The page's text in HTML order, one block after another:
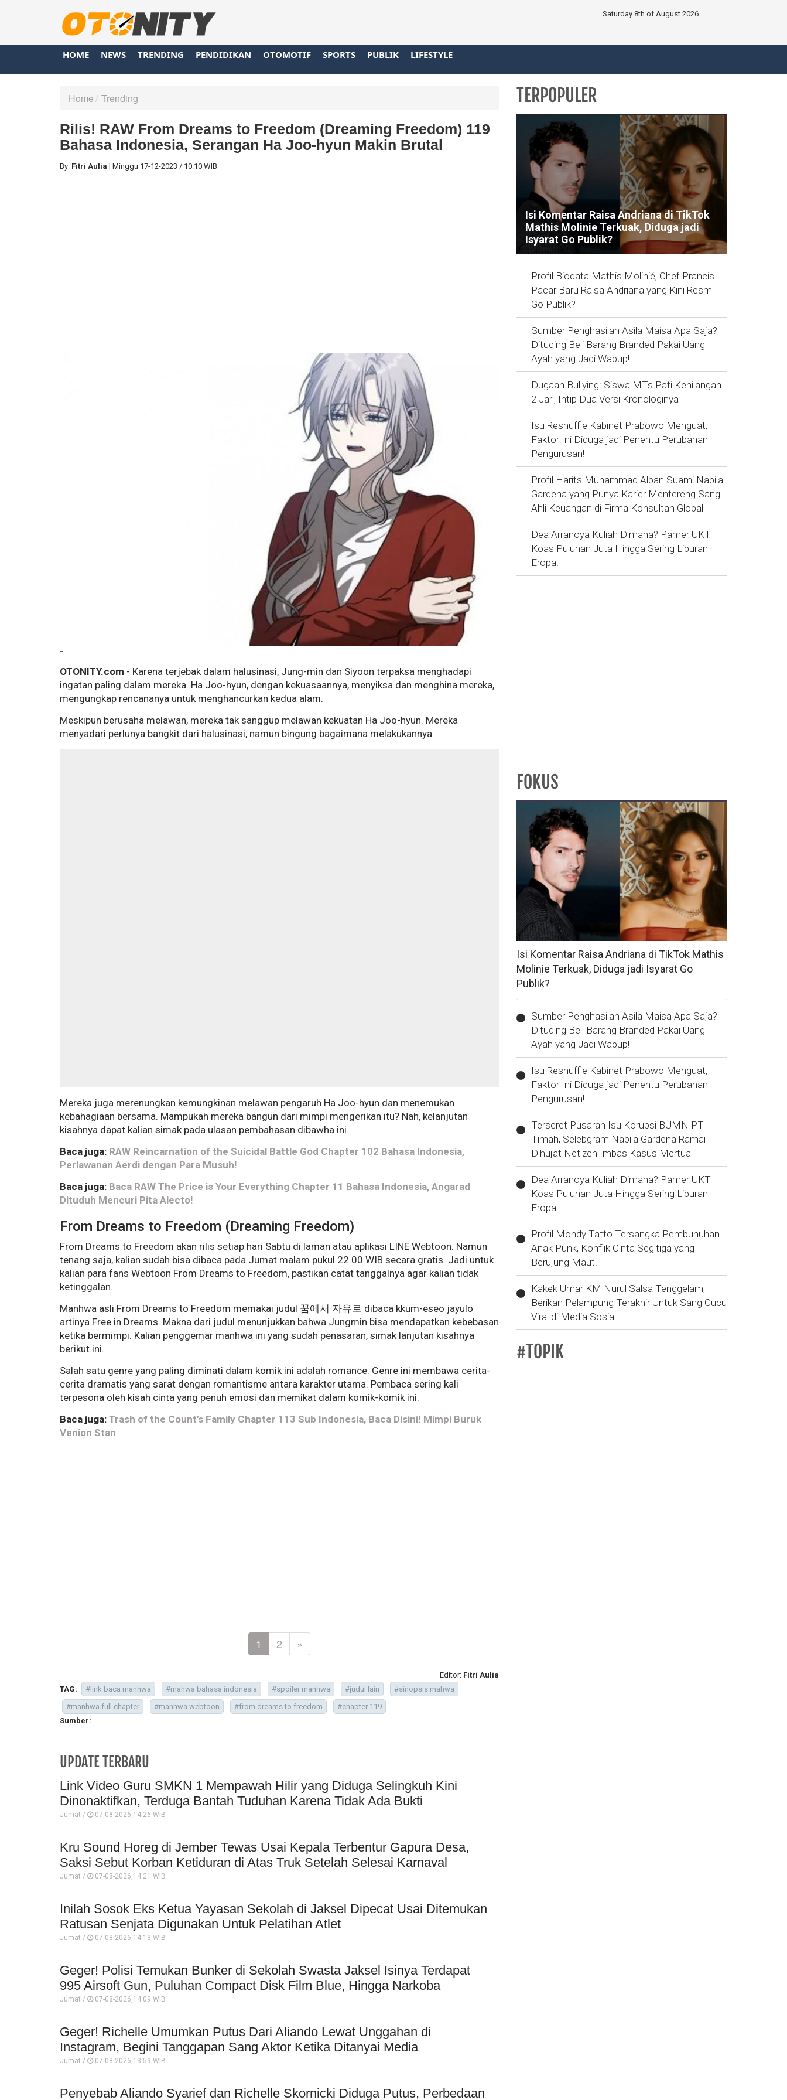
Saturday 8th of August 2026
HOME NEWS TRENDING PENDIDIKAN OTOMOTIF SPORTS PUBLIK LIFESTYLE
Home Trending
Rilis! RAW From Dreams to Freedom (Dreaming Freedom) 119
Bahasa Indonesia, Serangan Ha Joo-hyun Makin Brutal
By: Fitri Aulia | Minggu 17-12-2023 / 10:10 WIB
--
OTONITY.com - Karena terjebak dalam halusinasi, Jung-min dan Siyoon terpaksa menghadapi
ingatan paling dalam mereka. Ha Joo-hyun, dengan kekuasaannya, menyiksa dan menghina mereka,
mengungkap rencananya untuk menghancurkan kedua alam.
Meskipun berusaha melawan, mereka tak sanggup melawan kekuatan Ha Joo-hyun. Mereka
menyadari perlunya bangkit dari halusinasi, namun bingung bagaimana melakukannya.
Mereka juga merenungkan kemungkinan melawan pengaruh Ha Joo-hyun dan menemukan
kebahagiaan bersama. Mampukah mereka bangun dari mimpi mengerikan itu? Nah, kelanjutan
kisahnya dapat kalian simak pada ulasan pembahasan dibawha ini.
Baca juga: RAW Reincarnation of the Suicidal Battle God Chapter 102 Bahasa Indonesia,
Perlawanan Aerdi dengan Para Musuh!
Baca juga: Baca RAW The Price is Your Everything Chapter 11 Bahasa Indonesia, Angarad
Dituduh Mencuri Pita Alecto!
From Dreams to Freedom (Dreaming Freedom)
From Dreams to Freedom akan rilis setiap hari Sabtu di laman atau aplikasi LINE Webtoon. Namun
tenang saja, kalian sudah bisa dibaca pada Jumat malam pukul 22.00 WIB secara gratis. Jadi untuk
kalian para fans Webtoon From Dreams to Freedom, pastikan catat tanggalnya agar kalian tidak
ketinggalan.
Manhwa asli From Dreams to Freedom memakai judul 꿈에서 자유로 dibaca kkum-eseo jayulo
artinya Free in Dreams. Makna dari judul menunjukkan bahwa Jungmin bisa mendapatkan kebebasan
ketika bermimpi. Kalian penggemar manhwa ini yang sudah penasaran, simak lanjutan kisahnya
berikut ini.
Salah satu genre yang paling diminati dalam komik ini adalah romance. Genre ini membawa cerita-
cerita dramatis yang sarat dengan romantisme antara karakter utama. Pembaca sering kali
terpesona oleh kisah cinta yang penuh emosi dan memikat dalam komik-komik ini.
Baca juga: Trash of the Count’s Family Chapter 113 Sub Indonesia, Baca Disini! Mimpi Buruk
Venion Stan
1 2 »
Editor: Fitri Aulia
TAG:
#link baca manhwa #mahwa bahasa indonesia #spoiler manhwa #judul lain
#sinopsis mahwa
#manhwa full chapter
#manhwa webtoon #from dreams to freedom
#chapter 119
Sumber:
UPDATE TERBARU
Link Video Guru SMKN 1 Mempawah Hilir yang Diduga Selingkuh Kini
Dinonaktifkan, Terduga Bantah Tuduhan Karena Tidak Ada Bukti
Jumat / 07-08-2026,14:26 WIB
Kru Sound Horeg di Jember Tewas Usai Kepala Terbentur Gapura Desa,
Saksi Sebut Korban Ketiduran di Atas Truk Setelah Selesai Karnaval
Jumat / 07-08-2026,14:21 WIB
Inilah Sosok Eks Ketua Yayasan Sekolah di Jaksel Dipecat Usai Ditemukan
Ratusan Senjata Digunakan Untuk Pelatihan Atlet
Jumat / 07-08-2026,14:13 WIB
Geger! Polisi Temukan Bunker di Sekolah Swasta Jaksel Isinya Terdapat
995 Airsoft Gun, Puluhan Compact Disk Film Blue, Hingga Narkoba
Jumat / 07-08-2026,14:09 WIB
Geger! Richelle Umumkan Putus Dari Aliando Lewat Unggahan di
Instagram, Begini Tanggapan Sang Aktor Ketika Ditanyai Media
Jumat / 07-08-2026,13:59 WIB
Penyebab Aliando Syarief dan Richelle Skornicki Diduga Putus, Perbedaan
TERPOPULER
Isi Komentar Raisa Andriana di TikTok
Mathis Molinie Terkuak, Diduga jadi
Isyarat Go Publik?
Profil Biodata Mathis Molinié, Chef Prancis
Pacar Baru Raisa Andriana yang Kini Resmi
Go Publik?
Sumber Penghasilan Asila Maisa Apa Saja?
Dituding Beli Barang Branded Pakai Uang
Ayah yang Jadi Wabup!
Dugaan Bullying: Siswa MTs Pati Kehilangan
2 Jari, Intip Dua Versi Kronologinya
Isu Reshuffle Kabinet Prabowo Menguat,
Faktor Ini Diduga jadi Penentu Perubahan
Pengurusan!
Profil Harits Muhammad Albar: Suami Nabila
Gardena yang Punya Karier Mentereng Sang
Ahli Keuangan di Firma Konsultan Global
Dea Arranoya Kuliah Dimana? Pamer UKT
Koas Puluhan Juta Hingga Sering Liburan
Eropa!
FOKUS
Isi Komentar Raisa Andriana di TikTok Mathis
Molinie Terkuak, Diduga jadi Isyarat Go
Publik?
Sumber Penghasilan Asila Maisa Apa Saja?
Dituding Beli Barang Branded Pakai Uang
Ayah yang Jadi Wabup!
Isu Reshuffle Kabinet Prabowo Menguat,
Faktor Ini Diduga jadi Penentu Perubahan
Pengurusan!
Terseret Pusaran Isu Korupsi BUMN PT
Timah, Selebgram Nabila Gardena Ramai
Dihujat Netizen Imbas Kasus Mertua
Dea Arranoya Kuliah Dimana? Pamer UKT
Koas Puluhan Juta Hingga Sering Liburan
Eropa!
Profil Mondy Tatto Tersangka Pembunuhan
Anak Punk, Konflik Cinta Segitiga yang
Berujung Maut!
Kakek Umar KM Nurul Salsa Tenggelam,
Berikan Pelampung Terakhir Untuk Sang Cucu
Viral di Media Sosial!
#TOPIK